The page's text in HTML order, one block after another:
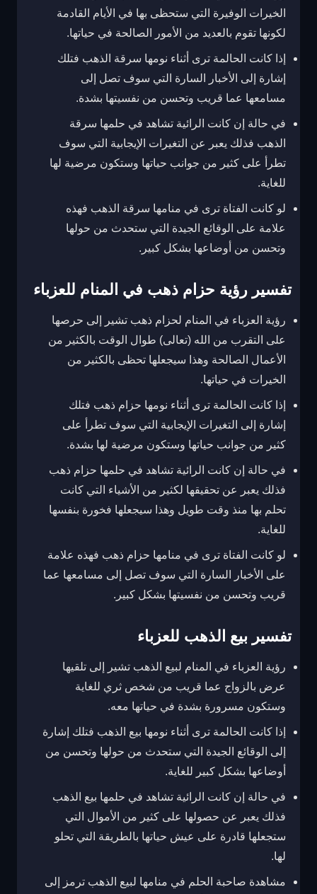
الخيرات الوفيرة التي ستحظى بها في الأيام القادمة
لكونها تقوم بالعديد من الأمور الصالحة في حياتها.
إذا كانت الحالمة ترى أثناء نومها سرقة الذهب فتلك
إشارة إلى الأخبار السارة التي سوف تصل إلى
مسامعها عما قريب وتحسن من نفسيتها بشدة.
في حالة إن كانت الرائية تشاهد في حلمها سرقة
الذهب فذلك يعبر عن التغيرات الإيجابية التي سوف
تطرأ على كثير من جوانب حياتها وستكون مرضية لها
للغاية.
لو كانت الفتاة ترى في منامها سرقة الذهب فهذه
علامة على الوقائع الجيدة التي ستحدث من حولها
وتحسن من أوضاعها بشكل كبير.
تفسير رؤية حزام ذهب في المنام للعزباء
رؤية العزباء في المنام لحزام ذهب تشير إلى حرصها
على التقرب من الله (تعالى) طوال الوقت بالكثير من
الأعمال الصالحة وهذا سيجعلها تحظى بالكثير من
الخيرات في حياتها.
إذا كانت الحالمة ترى أثناء نومها حزام ذهب فتلك
إشارة إلى التغيرات الإيجابية التي سوف تطرأ على
كثير من جوانب حياتها وستكون مرضية لها بشدة.
في حالة إن كانت الرائية تشاهد في حلمها حزام ذهب
فذلك يعبر عن تحقيقها لكثير من الأشياء التي كانت
تحلم بها منذ وقت طويل وهذا سيجعلها فخورة بنفسها
للغاية.
لو كانت الفتاة ترى في منامها حزام ذهب فهذه علامة
على الأخبار السارة التي سوف تصل إلى مسامعها عما
قريب وتحسن من نفسيتها بشكل كبير.
تفسير بيع الذهب للعزباء
رؤية العزباء في المنام لبيع الذهب تشير إلى تلقيها
عرض بالزواج عما قريب من شخص ثري للغاية
وستكون مسرورة بشدة في حياتها معه.
إذا كانت الحالمة ترى أثناء نومها بيع الذهب فتلك إشارة
إلى الوقائع الجيدة التي ستحدث من حولها وتحسن من
أوضاعها بشكل كبير للغاية.
في حالة إن كانت الرائية تشاهد في حلمها بيع الذهب
فذلك يعبر عن حصولها على كثير من الأموال التي
ستجعلها قادرة على عيش حياتها بالطريقة التي تحلو
لها.
مشاهدة صاحبة الحلم في منامها لبيع الذهب ترمز إلى